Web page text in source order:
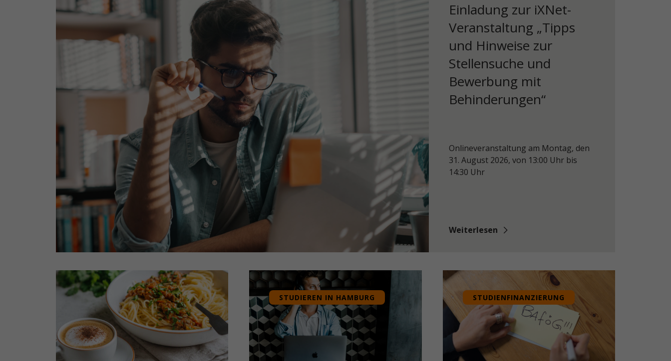
Einladung zur iXNet-
Veranstaltung „Tipps
und Hinweise zur
Stellensuche und
Bewerbung mit
Behinderungen“
Onlineveranstaltung am Montag, den
31. August 2026, von 13:00 Uhr bis
14:30 Uhr
Weiterlesen
STUDIEREN IN HAMBURG STUDIENFINANZIERUNG